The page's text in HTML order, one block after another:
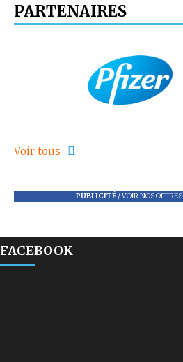
PARTENAIRES
Voir tous
PUBLICITÉ/VOIR NOS OFFRES
FACEBOOK